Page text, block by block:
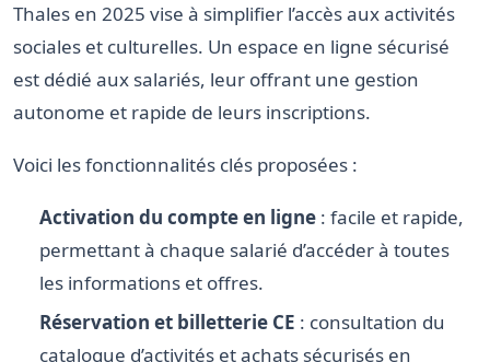
Thales en 2025 vise à simplifier l’accès aux activités
sociales et culturelles. Un espace en ligne sécurisé
est dédié aux salariés, leur offrant une gestion
autonome et rapide de leurs inscriptions.
Voici les fonctionnalités clés proposées :
Activation du compte en ligne : facile et rapide,
permettant à chaque salarié d’accéder à toutes
les informations et offres.
Réservation et billetterie CE : consultation du
catalogue d’activités et achats sécurisés en